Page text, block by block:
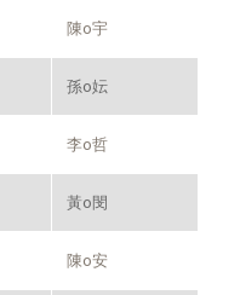
陳o宇
孫o妘
李o哲
黃o閔
陳o安